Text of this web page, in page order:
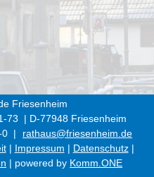
Friesenheim
73 | D-77948 Friesenheim
0 |
rathaus@friesenheim.de
| Impressum | Datenschutz|
| powered by Komm.ONE